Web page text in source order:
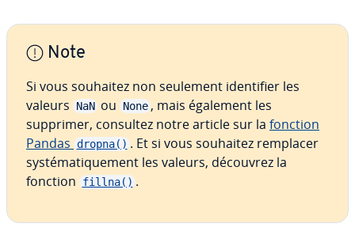
Note
Si vous souhaitez non seulement iden­ti­fier les
valeurs
NaN ou None , mais également les
supprimer, consultez notre article sur la fonction
Pandas dropna() . Et si vous souhaitez remplacer
sys­té­ma­ti­que­ment les valeurs, découvrez la
fonction
fillna() .